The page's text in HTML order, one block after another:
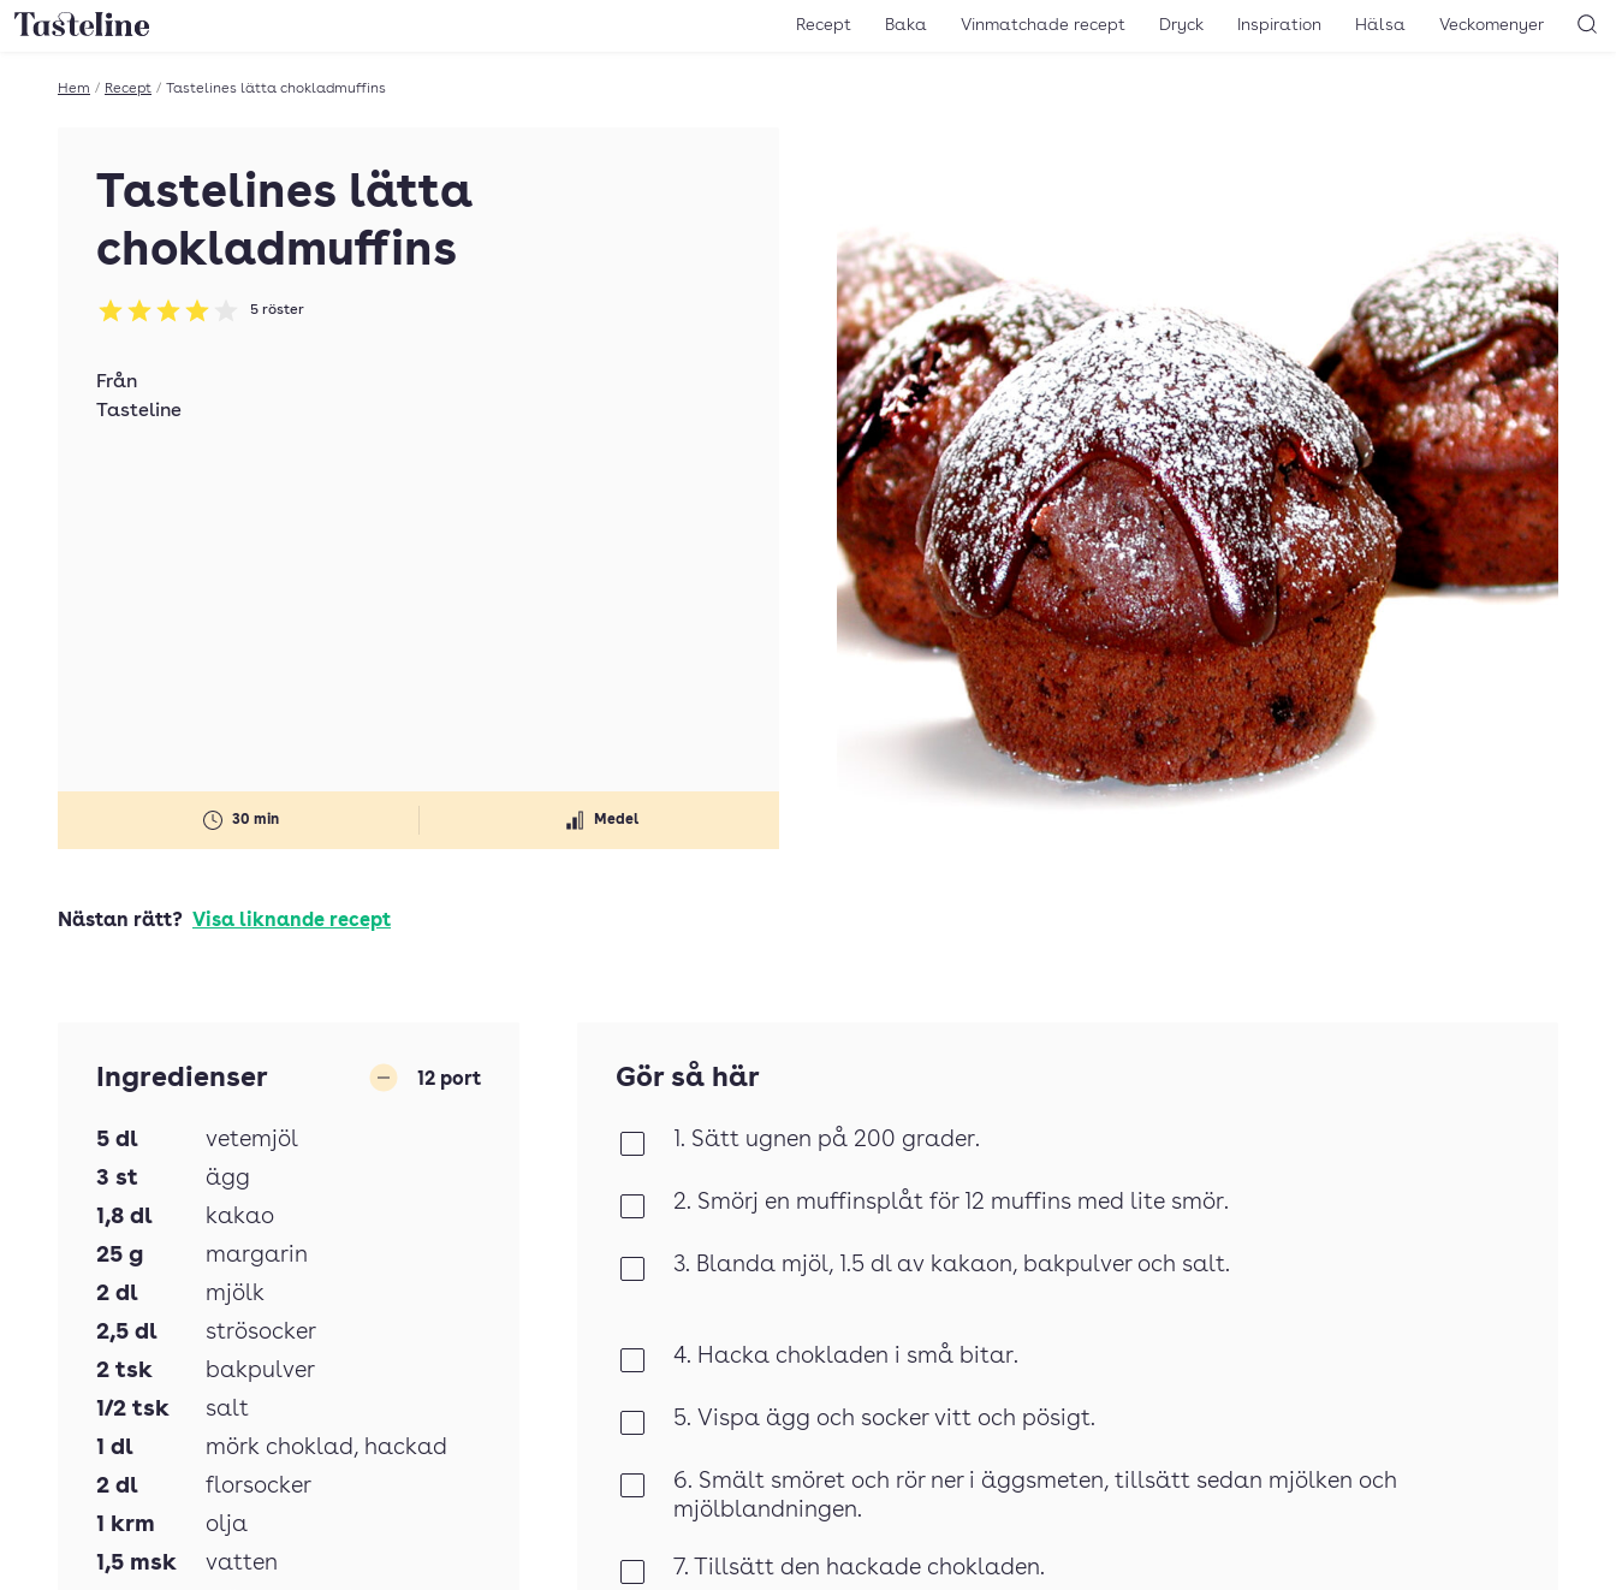
Till Tastelines startsida Recept Baka Vinmatchade recept Dryck Inspiration Hälsa Veckomenyer
Hem / Recept / Tastelines lätta chokladmuffins
Tastelines lätta
chokladmuffins
Betyg: 4 av 5
5 röster
30 min Medel
Från
Tasteline
Nästan rätt? Visa liknande recept
Ingredienser 12 port
5 dl
vetemjöl
3 st
ägg
1,8 dl
kakao
25 g
margarin
2 dl
mjölk
2,5 dl
strösocker
2 tsk
bakpulver
1/2 tsk
salt
1 dl mörk choklad, hackad
2 dl
florsocker
1 krm
olja
1,5 msk
vatten
Gör så här
1. Sätt ugnen på 200 grader.
2. Smörj en muffinsplåt för 12 muffins med lite smör.
3. Blanda mjöl, 1.5 dl av kakaon, bakpulver och salt.
4. Hacka chokladen i små bitar.
5. Vispa ägg och socker vitt och pösigt.
6. Smält smöret och rör ner i äggsmeten, tillsätt sedan mjölken och
mjölblandningen.
7. Tillsätt den hackade chokladen.